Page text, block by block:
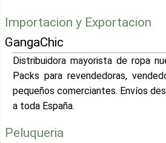
Importacion y Exportacion
GangaChic
Distribuidora mayorista de ropa
Packs para revendedoras,
pequeños comerciantes. Envíos
a toda España.
Peluqueria